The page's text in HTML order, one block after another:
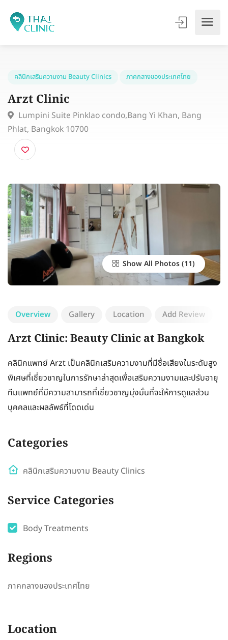
คลินิกเสริมความงาม Beauty Clinics
Arzt Clinic
Lumpini Suite Pinklao condo,Bang Yi Khan, Bang
Phlat, Bangkok 10700
Show All Photos
Overview Gallery Location Add Review
Arzt Clinic: Beauty Clinic at Bangkok
คลินิกแพทย์ Arzt เป็นคลินิกเสริมความงามที่มีชื่อเสียงในระดับสูง
พิเศษที่เชี่ยวชาญในการรักษาล่าสุดเพื่อเสริมความงามและปรับอายุ
ทีมแพทย์ที่มีความสามารถที่เชี่ยวชาญมุ่งมั่นที่จะให้การดูแลส่วน
บุคคลและผลลัพธ์ที่โดดเด่น
Categories
คลินิกเสริมความงาม Beauty Clinics
Service Categories
Body Treatments
Regions
ภาคกลางของประเทศไทย
Location